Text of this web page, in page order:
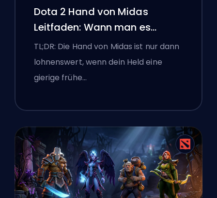
Dota 2 Hand von Midas
Leitfaden: Wann man es
kaufen sollte
TL;DR: Die Hand von Midas ist nur dann
lohnenswert, wenn dein Held eine
gierige frühe…